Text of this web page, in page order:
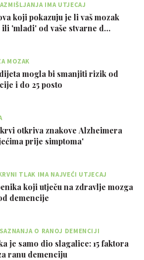
IMA UTJECAJ
koji pokazuju je li vaš mozak
'mlađi' od vaše stvarne d…
MOZAK
mogla bi smanjiti rizik od
i do 25 posto
otkriva znakove Alzheimera
prije simptoma'
TLAK IMA NAJVEĆI UTJECAJ
koji utječu na zdravlje mozga
demencije
O RANOJ DEMENCIJI
je samo dio slagalice: 15 faktora
ranu demenciju